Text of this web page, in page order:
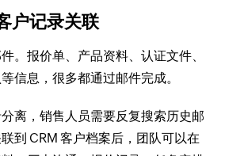
户记录关联
。报价单、产品资料、认证文件、
信息，很多都通过邮件完成。
离，销售人员需要反复搜索历史邮
到 CRM 客户档案后，团队可以在